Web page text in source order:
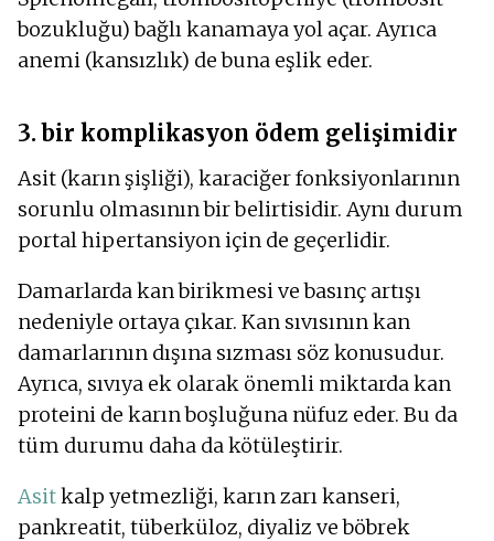
bozukluğu) bağlı kanamaya yol açar. Ayrıca
anemi (kansızlık) de buna eşlik eder.
3. bir komplikasyon ödem gelişimidir
Asit (karın şişliği), karaciğer fonksiyonlarının
sorunlu olmasının bir belirtisidir. Aynı durum
portal hipertansiyon için de geçerlidir.
Damarlarda kan birikmesi ve basınç artışı
nedeniyle ortaya çıkar. Kan sıvısının kan
damarlarının dışına sızması söz konusudur.
Ayrıca, sıvıya ek olarak önemli miktarda kan
proteini de karın boşluğuna nüfuz eder. Bu da
tüm durumu daha da kötüleştirir.
Asitkalp yetmezliği, karın zarı kanseri,
pankreatit, tüberküloz, diyaliz ve böbrek